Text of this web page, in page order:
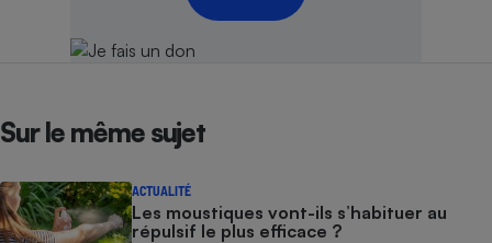
Sur le même sujet
ACTUALITÉ
Les moustiques vont-ils s’habituer au
répulsif le plus efficace ?